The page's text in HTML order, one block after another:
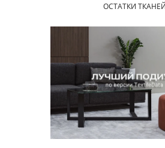
ОСТАТКИ ТКАНЕЙ